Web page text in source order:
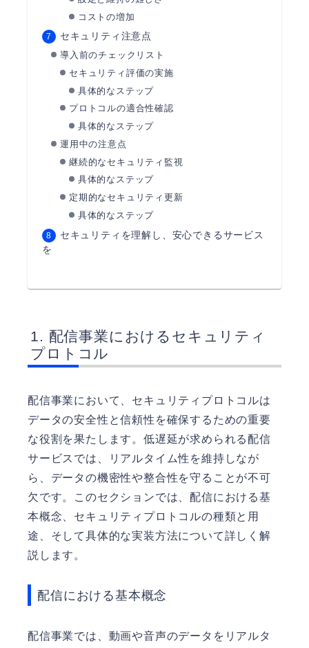
コストの増加
セキュリティ注意点
導入前のチェックリスト
セキュリティ評価の実施
具体的なステップ
プロトコルの適合性確認
具体的なステップ
運用中の注意点
継続的なセキュリティ監視
具体的なステップ
定期的なセキュリティ更新
具体的なステップ
セキュリティを理解し、安心できるサービス
を
配信事業におけるセキュリティ
プロトコル
配信事業において、セキュリティプロトコルは
データの安全性と信頼性を確保するための重要
な役割を果たします。低遅延が求められる配信
サービスでは、リアルタイム性を維持しなが
ら、データの機密性や整合性を守ることが不可
欠です。このセクションでは、配信における基
本概念、セキュリティプロトコルの種類と用
途、そして具体的な実装方法について詳しく解
説します。
配信における基本概念
配信事業では、動画や音声のデータをリアルタ